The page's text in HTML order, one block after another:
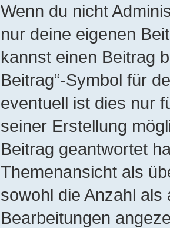
Wenn du nicht
nur deine eigenen
kannst einen Beitrag
Beitrag“-Symbol für
eventuell ist dies nur
seiner Erstellung
Beitrag geantwortet
Themenansicht als
sowohl die Anzahl
Bearbeitungen